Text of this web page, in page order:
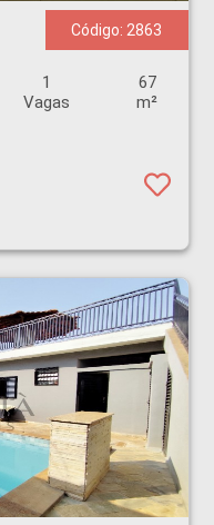
Código: 2863
1
Vagas
67
m²